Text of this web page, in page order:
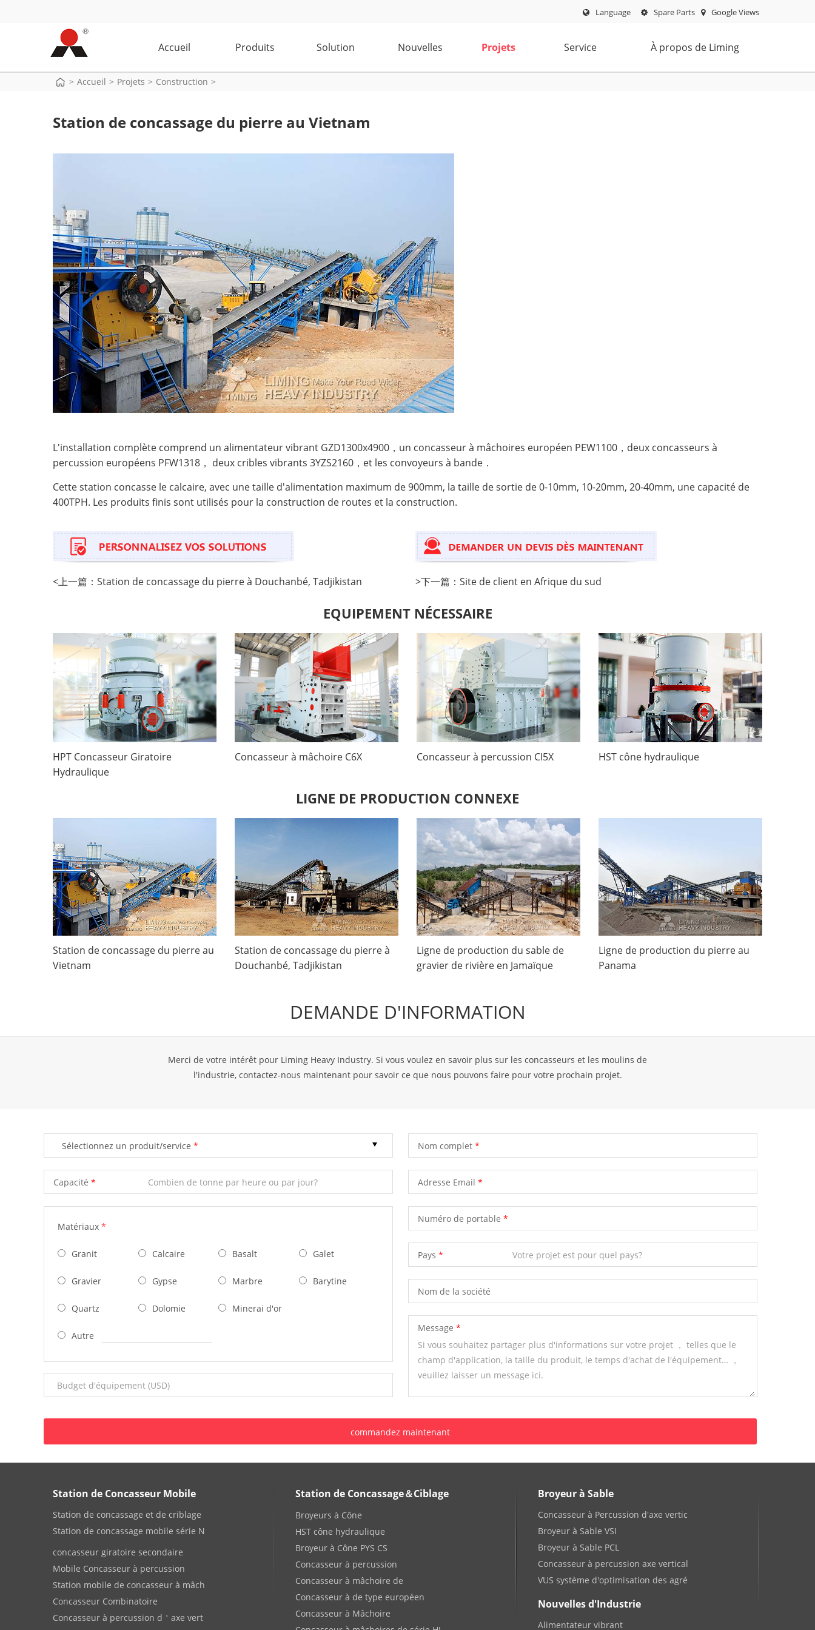
Language Google Views
Spare Parts
Accueil Produits Solution Nouvelles Projets Service À propos de Liming
> Accueil > Projets > Construction >
Station de concassage du pierre au Vietnam
L'installation complète comprend un alimentateur vibrant GZD1300x4900，un concasseur à mâchoires européen PEW1100，deux concasseurs à
percussion européens PFW1318， deux cribles vibrants 3YZS2160，et les convoyeurs à bande．
Cette station concasse le calcaire, avec une taille d'alimentation maximum de 900mm, la taille de sortie de 0-10mm, 10-20mm, 20-40mm, une capacité de
400TPH. Les produits finis sont utilisés pour la construction de routes et la construction.
<上一篇： Station de concassage du pierre à Douchanbé, Tadjikistan >下一篇： Site de client en Afrique du sud
EQUIPEMENT NÉCESSAIRE
HPT Concasseur Giratoire
Hydraulique
Concasseur à mâchoire C6X Concasseur à percussion CI5X HST cône hydraulique
LIGNE DE PRODUCTION CONNEXE
Station de concassage du pierre au
Vietnam
Station de concassage du pierre à
Douchanbé, Tadjikistan
Ligne de production du sable de
gravier de rivière en Jamaïque
Ligne de production du pierre au
Panama
DEMANDE D'INFORMATION
Merci de votre intérêt pour Liming Heavy Industry. Si vous voulez en savoir plus sur les concasseurs et les moulins de
l'industrie, contactez-nous maintenant pour savoir ce que nous pouvons faire pour votre prochain projet.
Sélectionnez un produit/service Nom complet
Capacité Adresse Email
Matériaux *
Granit Calcaire Basalt Galet
Gravier Gypse Marbre Barytine
Quartz Dolomie Minerai d'or
Autre
Numéro de portable
Pays
Nom de la société
Message
Station de Concasseur Mobile
Station de concassage et de criblage
Station de concassage mobile série N
concasseur giratoire secondaire
Mobile Concasseur à percussion
Station mobile de concasseur à mâch
Concasseur Combinatoire
Concasseur à percussion d＇axe vert
Station de Concassage＆Ciblage
Broyeurs à Cône
HST cône hydraulique
Broyeur à Cône PYS CS
Concasseur à percussion
Concasseur à mâchoire de
Concasseur à de type européen
Concasseur à Mâchoire
Broyeur à Sable
Concasseur à Percussion d'axe vertic
Broyeur à Sable VSI
Broyeur à Sable PCL
Concasseur à percussion axe vertical
VUS système d'optimisation des agré
Nouvelles d'Industrie
Alimentateur vibrant